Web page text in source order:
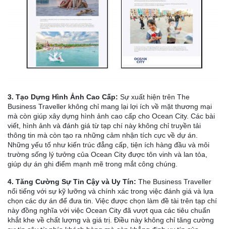
3. Tạo Dựng Hình Ảnh Cao Cấp: Sự xuất hiện trên The
Business Traveller không chỉ mang lại lợi ích về mặt thương mại
mà còn giúp xây dựng hình ảnh cao cấp cho Ocean City. Các bài
viết, hình ảnh và đánh giá từ tạp chí này không chỉ truyền tải
thông tin mà còn tạo ra những cảm nhận tích cực về dự án.
Những yếu tố như kiến trúc đẳng cấp, tiện ích hàng đầu và môi
trường sống lý tưởng của Ocean City được tôn vinh và lan tỏa,
giúp dự án ghi điểm mạnh mẽ trong mắt công chúng.
4. Tăng Cường Sự Tin Cậy và Uy Tín: The Business Traveller
nổi tiếng với sự kỹ lưỡng và chính xác trong việc đánh giá và lựa
chọn các dự án để đưa tin. Việc được chọn làm đề tài trên tạp chí
này đồng nghĩa với việc Ocean City đã vượt qua các tiêu chuẩn
khắt khe về chất lượng và giá trị. Điều này không chỉ tăng cường